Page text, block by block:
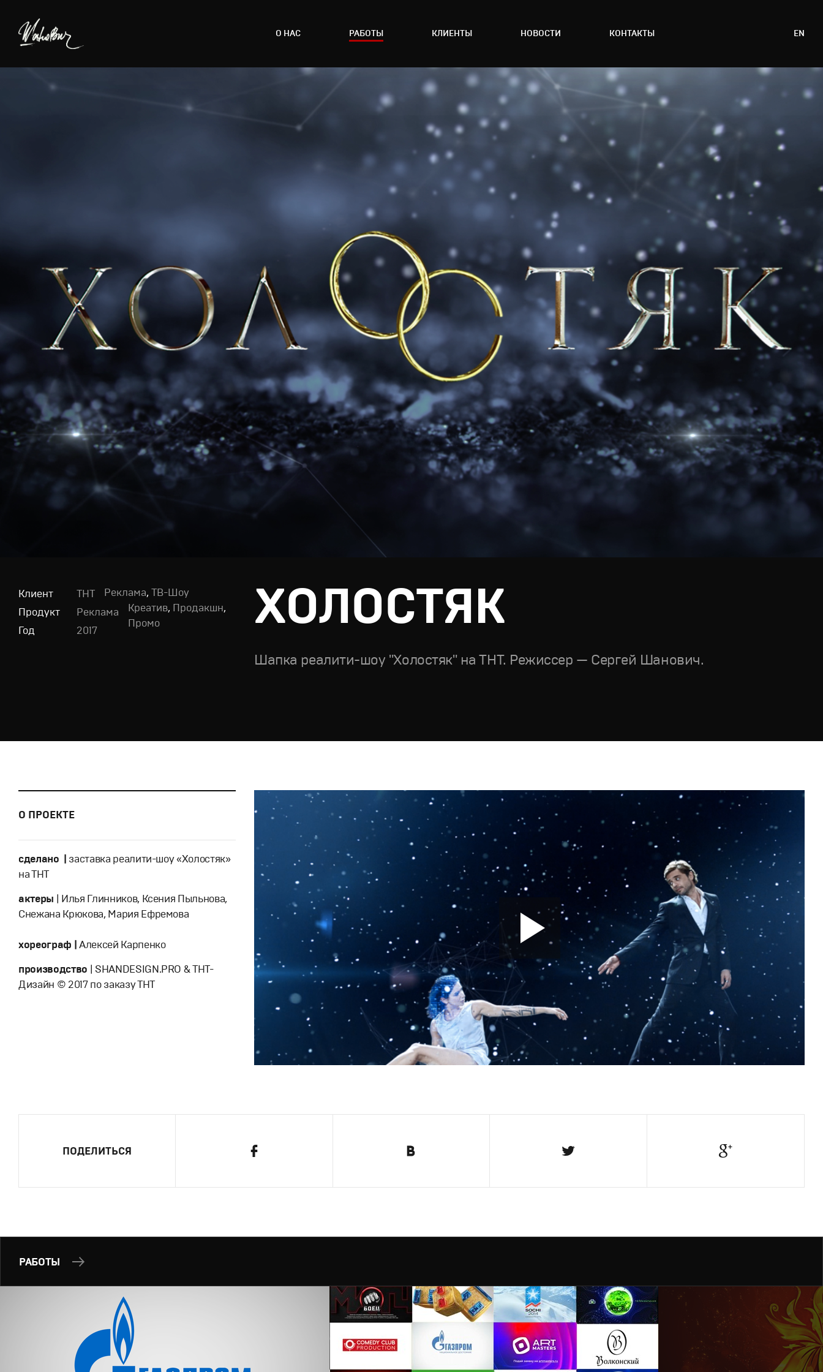
О НАС РАБОТЫ КЛИЕНТЫ НОВОСТИ КОНТАКТЫ EN
Клиент
ТНТ
Продукт
Реклама
Год
2017
Реклама, ТВ-Шоу
Креатив, Продакшн,
Промо
ХОЛОСТЯК
Шапка реалити-шоу "Холостяк" на ТНТ. Режиссер — Сергей Шанович.
О ПРОЕКТЕ
сделано | заставка реалити-шоу «Холостяк»
на ТНТ
актеры | Илья Глинников, Ксения Пыльнова,
Снежана Крюкова, Мария Ефремова
хореограф |
Алексей Карпенко
производство | SHANDESIGN.PRO & ТНТ-
Дизайн © 2017 по заказу ТНТ
ПОДЕЛИТЬСЯ
РАБОТЫ